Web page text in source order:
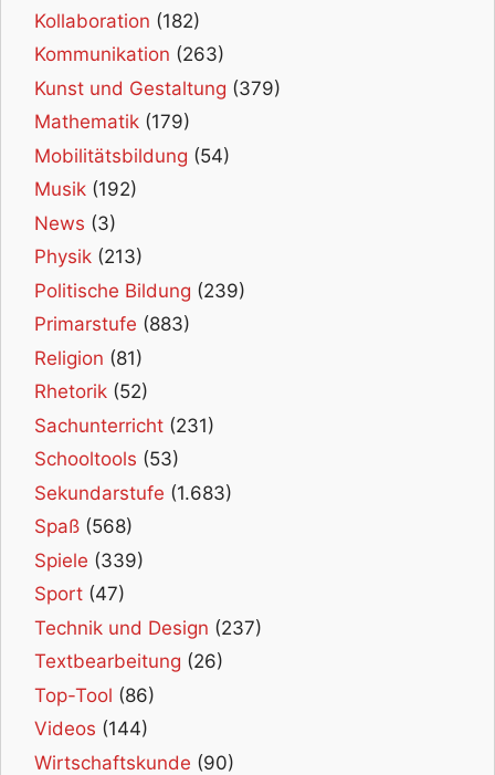
Kollaboration (182)
Kommunikation (263)
Kunst und Gestaltung (379)
Mathematik (179)
Mobilitätsbildung (54)
Musik (192)
News (3)
Physik (213)
Politische Bildung (239)
Primarstufe (883)
Religion (81)
Rhetorik (52)
Sachunterricht (231)
Schooltools (53)
Sekundarstufe (1.683)
Spaß (568)
Spiele (339)
Sport (47)
Technik und Design (237)
Textbearbeitung (26)
Top-Tool (86)
Videos (144)
Wirtschaftskunde (90)